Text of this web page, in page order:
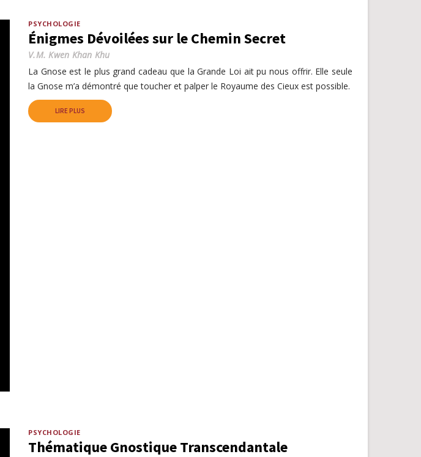
PSYCHOLOGIE
Énigmes Dévoilées sur le Chemin Secret
V.M. Kwen Khan Khu
La Gnose est le plus grand cadeau que la Grande Loi ait pu nous offrir. Elle seule
la Gnose m’a démontré que toucher et palper le Royaume des Cieux est possible.
LIRE PLUS
PSYCHOLOGIE
Thématique Gnostique Transcendantale